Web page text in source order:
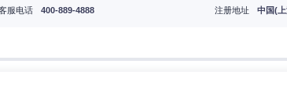
服电话
400-889-4888
注册地址